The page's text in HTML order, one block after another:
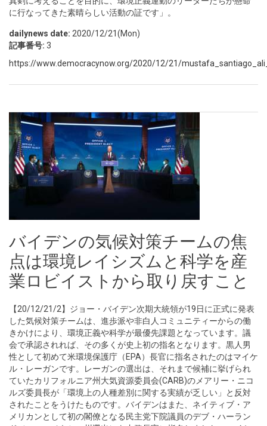
に行なってきた素晴らしい活動の証です」。
dailynews date: 2020/12/21(Mon)
記事番号: 3
https://www.democracynow.org/2020/12/21/
バイデンの気候対策チームの焦
点は環境レイシズムと科学を産
業ロビイストから取り戻すこと
【20/12/21/2】ジョー・バイデン次期大統領が19日に正式に発表
した気候対策チームは、進歩派や非白人コミュニティーからの働
きかけにより、環境正義や科学が最優先課題となっています。議
会で承認されれば、その多くが史上初の指名となります。黒人男
性として初めて米環境保護庁（EPA）長官に指名されたのはマイケ
ル・レーガンです。レーガンの選出は、それまで候補に挙げられ
ていたカリフォルニア州大気資源委員会(CARB)のメアリー・ニコ
ルズ委員長が「環境上の人種差別に関する実績が乏しい」と反対
されたことをうけたものです。バイデンはまた、ネイティブ・ア
メリカンとして初の閣僚となる民主党下院議員のデブ・ハーラン